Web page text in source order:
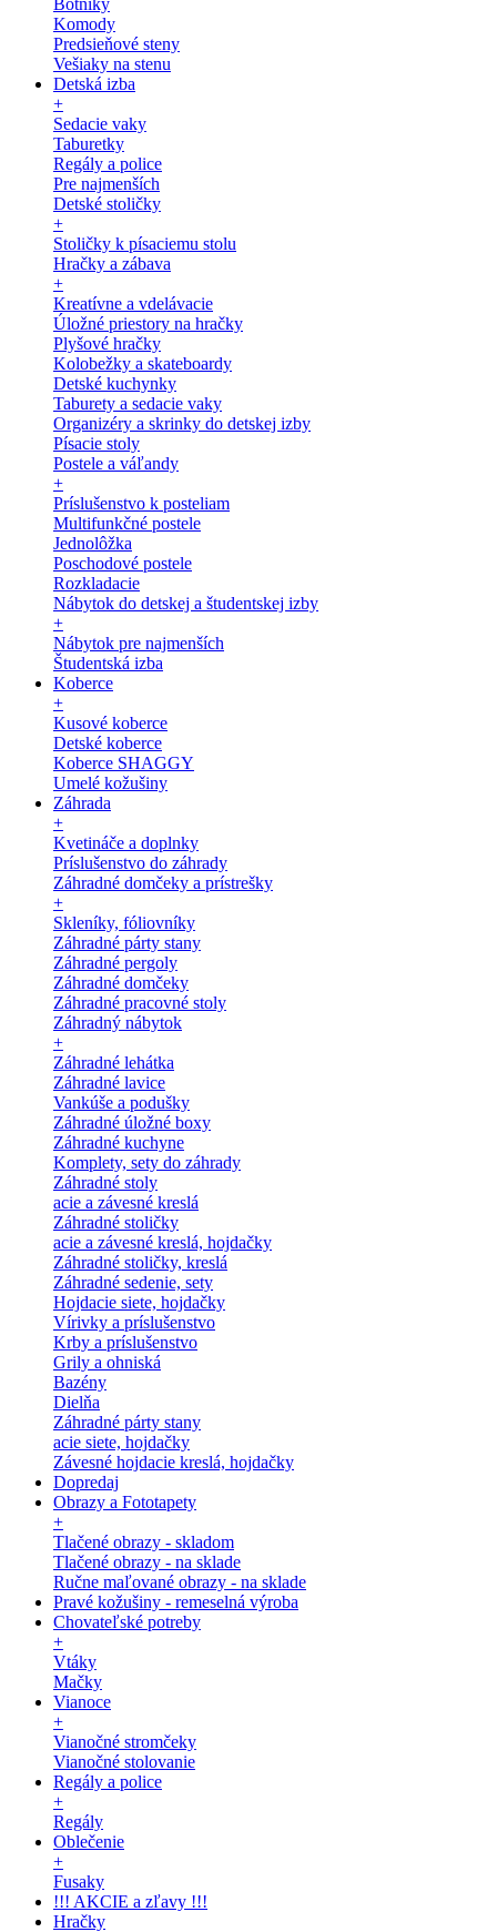
Botníky
Komody
Predsieňové steny
Vešiaky na stenu
Detská izba
+
Sedacie vaky
Taburetky
Regály a police
Pre najmenších
Detské stoličky
+
Stoličky k písaciemu stolu
Hračky a zábava
+
Kreatívne a vdelávacie
Úložné priestory na hračky
Plyšové hračky
Kolobežky a skateboardy
Detské kuchynky
Taburety a sedacie vaky
Organizéry a skrinky do detskej izby
Písacie stoly
Postele a váľandy
+
Príslušenstvo k posteliam
Multifunkčné postele
Jednolôžka
Poschodové postele
Rozkladacie
Nábytok do detskej a študentskej izby
+
Nábytok pre najmenších
Študentská izba
Koberce
+
Kusové koberce
Detské koberce
Koberce SHAGGY
Umelé kožušiny
Záhrada
+
Kvetináče a doplnky
Príslušenstvo do záhrady
Záhradné domčeky a prístrešky
+
Skleníky, fóliovníky
Záhradné párty stany
Záhradné pergoly
Záhradné domčeky
Záhradné pracovné stoly
Záhradný nábytok
+
Záhradné lehátka
Záhradné lavice
Vankúše a podušky
Záhradné úložné boxy
Záhradné kuchyne
Komplety, sety do záhrady
Záhradné stoly
acie a závesné kreslá
Záhradné stoličky
acie a závesné kreslá, hojdačky
Záhradné stoličky, kreslá
Záhradné sedenie, sety
Hojdacie siete, hojdačky
Vírivky a príslušenstvo
Krby a príslušenstvo
Grily a ohniská
Bazény
Dielňa
Záhradné párty stany
acie siete, hojdačky
Závesné hojdacie kreslá, hojdačky
Dopredaj
Obrazy a Fototapety
+
Tlačené obrazy - skladom
Tlačené obrazy - na sklade
Ručne maľované obrazy - na sklade
Pravé kožušiny - remeselná výroba
Chovateľské potreby
+
Vtáky
Mačky
Vianoce
+
Vianočné stromčeky
Vianočné stolovanie
Regály a police
+
Regály
Oblečenie
+
Fusaky
!!! AKCIE a zľavy !!!
Hračky